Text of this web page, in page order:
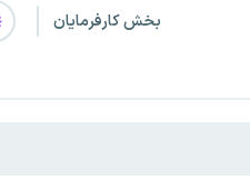
بخش کارفرمایان